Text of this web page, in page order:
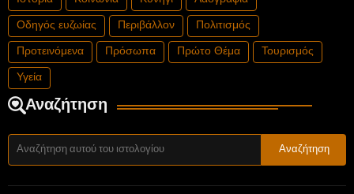
Οδηγός ευζωίας Περιβάλλον Πολιτισμός
Προτεινόμενα Πρόσωπα Πρώτο Θέμα Τουρισμός
Υγεία
Αναζήτηση